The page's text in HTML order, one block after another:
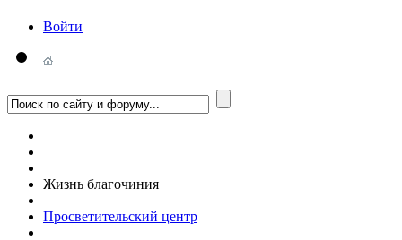
Войти
Жизнь благочиния
Просветительский центр